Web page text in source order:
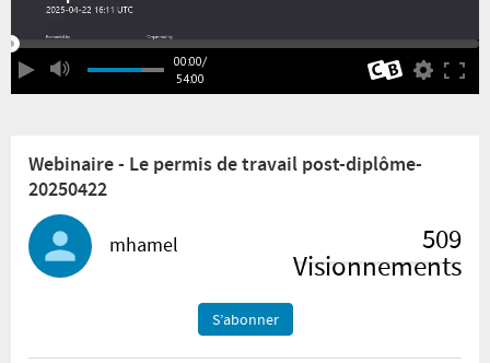
00:00/
54:00
Webinaire - Le permis de travail post-diplôme-
20250422
mhamel 509
Visionnements
S’abonner